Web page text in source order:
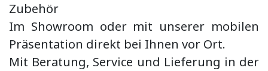
Zubehör
Im Showroom oder mit unserer mobilen
Präsentation direkt bei Ihnen vor Ort.
Mit Beratung, Service und Lieferung in der